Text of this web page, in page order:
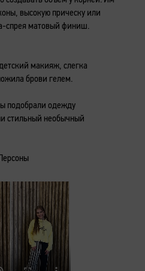
высокую прическу или
спрея матовый финиш.
макияж, слегка
брови гелем.
подобрали одежду
стильный необычный